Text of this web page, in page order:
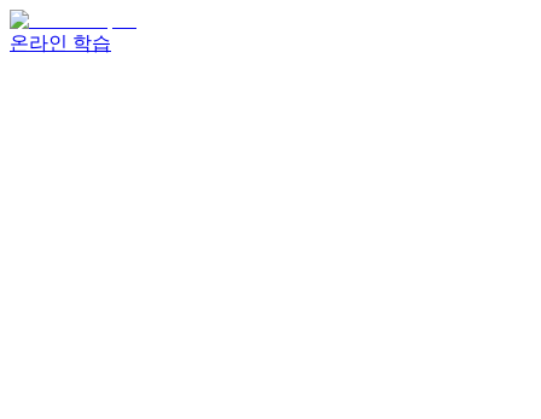
온라인 학습